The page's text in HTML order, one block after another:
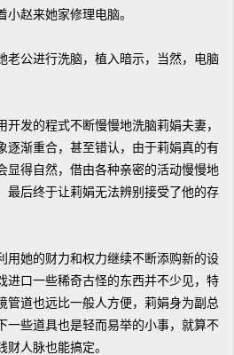
赵来她家修理电脑。
公进行洗脑，植入暗示，当然，电脑
发的程式不断慢慢地洗脑莉娟夫妻，
逐渐重合，甚至错认，由于莉娟真的有
显得自然，借由各种亲密的活动慢慢地
最后终于让莉娟无法辨别接受了他的存
她的财力和权力继续不断添购新的设
进口一些稀奇古怪的东西并不少见，特
管道也远比一般人方便，莉娟身为副总
一些道具也是轻而易举的小事，就算不
人脉也能搞定。